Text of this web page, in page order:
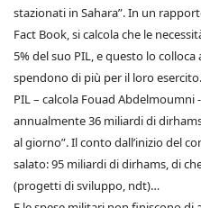
stazionati in Sahara”. In un
Fact Book, si calcola che le
5% del suo PIL, e questo lo
spendono di più per il loro
PIL – calcola Fouad Abdelmoumni
annualmente 36 miliardi di
al giorno”. Il conto dall’inizio del
salato: 95 miliardi di dirhams, di
(progetti di sviluppo, ndt)…